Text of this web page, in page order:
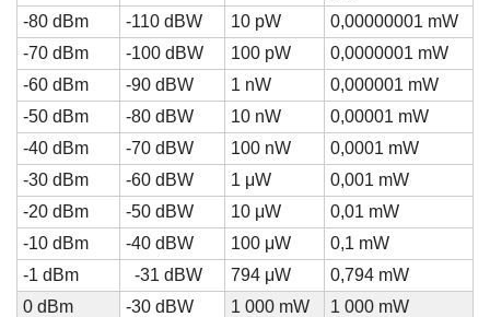
-80 dBm
-110 dBW 10 pW
0,00000001 mW
-70 dBm
-100 dBW 100 pW
0,0000001 mW
-60 dBm
-90 dBW 1 nW
0,000001 mW
-50 dBm
-80 dBW 10 nW
0,00001 mW
-40 dBm
-70 dBW 100 nW
0,0001 mW
-30 dBm
-60 dBW 1 μW
0,001 mW
-20 dBm
-50 dBW 10 μW
0,01 mW
-10 dBm
-40 dBW 100 μW
0,1 mW
-1 dBm
-31 dBW 794 μW
0,794 mW
0 dBm
-30 dBW 1 000 mW
1 000 mW